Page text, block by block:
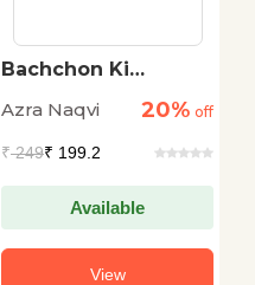
Bachchon Ki
Azra Naqvi
20% off
₹249₹ 199.2
Available
View